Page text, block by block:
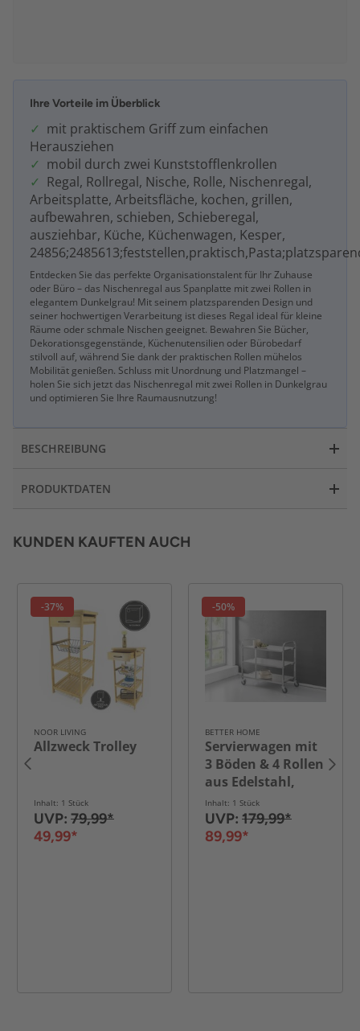
Ihre Vorteile im Überblick
mit praktischem Griff zum einfachen
Herausziehen
mobil durch zwei Kunststofflenkrollen
Regal, Rollregal, Nische, Rolle, Nischenregal,
Arbeitsplatte, Arbeitsfläche, kochen, grillen,
aufbewahren, schieben, Schieberegal,
ausziehbar, Küche, Küchenwagen, Kesper,
Entdecken Sie das perfekte Organisationstalent für Ihr Zuhause
oder Büro – das Nischenregal aus Spanplatte mit zwei Rollen in
elegantem Dunkelgrau! Mit seinem platzsparenden Design und
seiner hochwertigen Verarbeitung ist dieses Regal ideal für kleine
Räume oder schmale Nischen geeignet. Bewahren Sie Bücher,
Dekorationsgegenstände, Küchenutensilien oder Bürobedarf
stilvoll auf, während Sie dank der praktischen Rollen mühelos
Mobilität genießen. Schluss mit Unordnung und Platzmangel –
holen Sie sich jetzt das Nischenregal mit zwei Rollen in Dunkelgrau
und optimieren Sie Ihre Raumausnutzung!
BESCHREIBUNG
PRODUKTDATEN
KUNDEN KAUFTEN AUCH
-37%
NOOR LIVING
Allzweck Trolley
Inhalt: 1 Stück
UVP: 79,99*
49,99*
-50%
BETTER HOME
Servierwagen mit
3 Böden & 4 Rollen
aus Edelstahl,
ca. 95 x 50 x 95 cm
Inhalt: 1 Stück
UVP: 179,99*
89,99*